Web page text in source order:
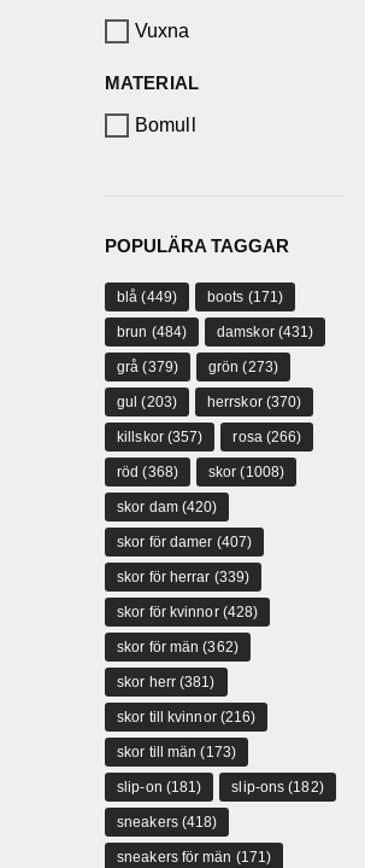
Vuxna
MATERIAL
Bomull
POPULÄRA TAGGAR
blå (449) boots (171)
brun (484) damskor(431)
grå (379) grön (273)
gul (203) herrskor(370)
killskor(357) rosa(266)
röd (368) skor (1008)
skor dam(420)
skor för damer (407)
skor för herrar (339)
skor för kvinnor(428)
skor för män (362)
skor herr(381)
skor till kvinnor(216)
skor till män (173)
slip-on (181) slip-ons (182)
sneakers(418)
sneakers för män (171)